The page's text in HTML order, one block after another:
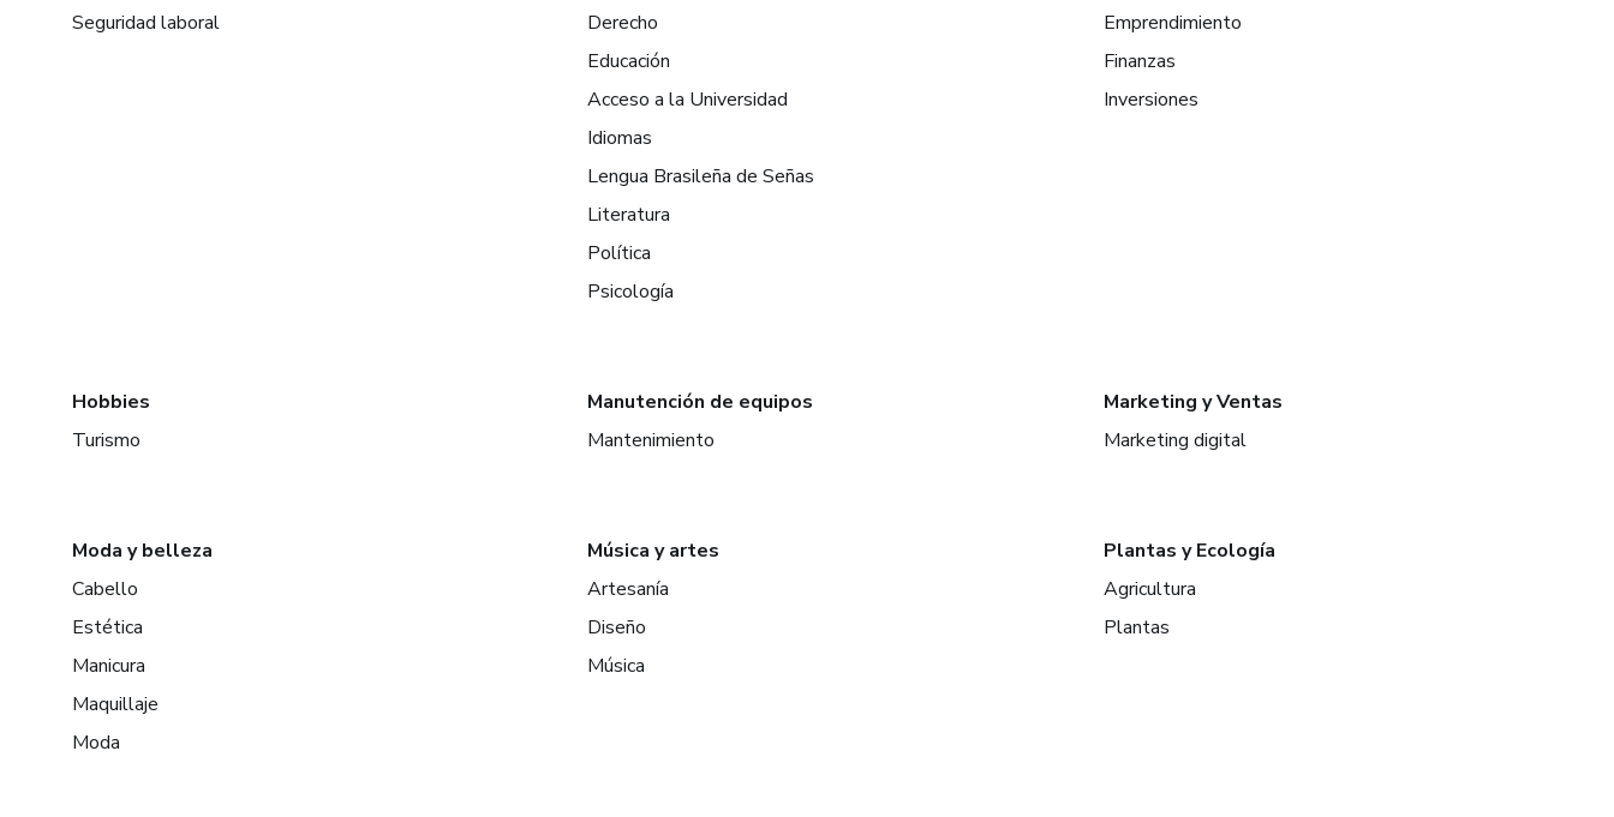
Seguridad laboral
Derecho
Educación
Acceso a la Universidad
Idiomas
Lengua Brasileña de Señas
Literatura
Política
Psicología
Emprendimiento
Finanzas
Inversiones
Hobbies
Turismo
Manutención de equipos
Mantenimiento
Marketing y Ventas
Marketing digital
Moda y belleza
Cabello
Estética
Manicura
Maquillaje
Moda
Música y artes
Artesanía
Diseño
Música
Plantas y Ecología
Agricultura
Plantas